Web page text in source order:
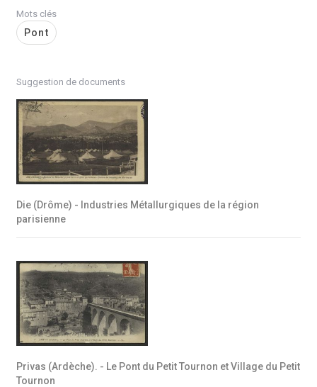
Mots clés
Pont
Suggestion de documents
Die (Drôme) - Industries Métallurgiques de la région
parisienne
Privas (Ardèche). - Le Pont du Petit Tournon et Village du Petit
Tournon